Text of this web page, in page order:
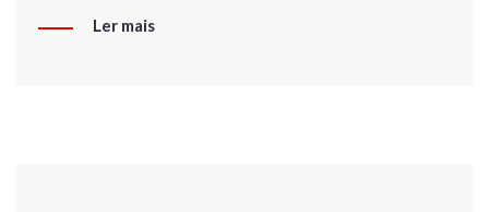
Ler mais